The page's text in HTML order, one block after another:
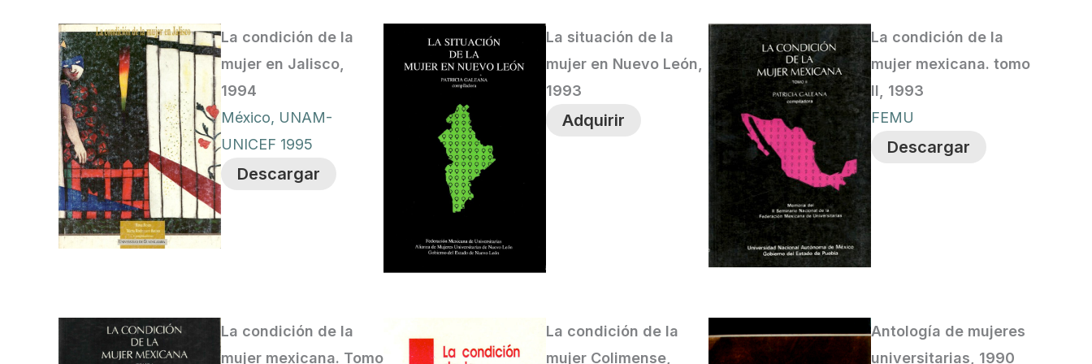
La condición de la
mujer en Jalisco,
1994
México, UNAM-
UNICEF 1995
Descargar
La situación de la
mujer en Nuevo León,
1993
Adquirir
La condición de la
mujer mexicana. tomo
II, 1993
FEMU
Descargar
La condición de la
mujer mexicana. Tomo
La condición de la
mujer Colimense,
Antología de mujeres
universitarias, 1990